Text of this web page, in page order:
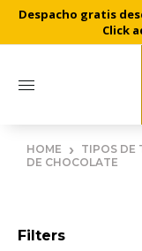
Despacho gratis
Click
HOME › TIPOS DE
DE CHOCOLATE
Filters